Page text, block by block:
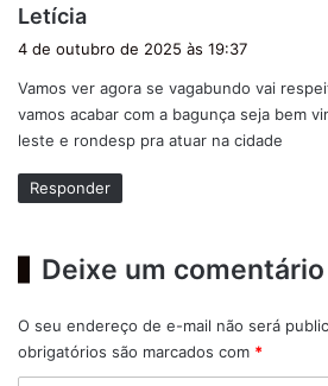
Letícia
s
e
:
4 de outubro de 2025 às 19:37
Vamos ver agora se vagabundo vai
vamos acabar com a bagunça seja bem
leste e rondesp pra atuar na cidade
Responder
Deixe um comentário
O seu endereço de e-mail não será
obrigatórios são marcados com *